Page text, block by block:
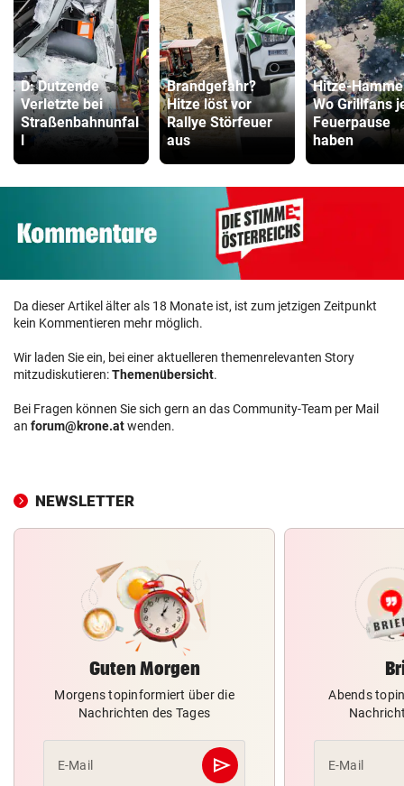
D: Dutzende
Verletzte bei
Straßenbahnunfal
l
Brandgefahr?
Hitze löst vor
Rallye Störfeuer
aus
Hitze-
Wo Grillfans
Feuerpause
haben
Da dieser Artikel älter als 18 Monate ist, ist zum jetzigen Zeitpunkt
kein Kommentieren mehr möglich.
Wir laden Sie ein, bei einer aktuelleren themenrelevanten Story
mitzudiskutieren:Themenübersicht.
Bei Fragen können Sie sich gern an das Community-Team per Mail
an forum@krone.atwenden.
NEWSLETTER
Guten Morgen
Morgens topinformiert über die
Nachrichten des Tages
E-Mail send
Abschicken
Abends
E-Mail